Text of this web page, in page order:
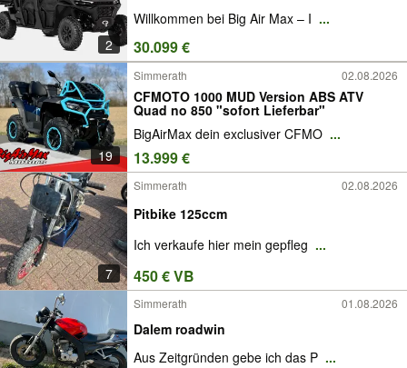
2
Willkommen bei Big Air Max – I ...
30.099 €
19
Simmerath 02.08.2026
CFMOTO 1000 MUD Version ABS ATV
Quad no 850 "sofort Lieferbar"
BigAirMax dein exclusiver CFMO ...
13.999 €
7
Simmerath 02.08.2026
Pitbike 125ccm
Ich verkaufe hier mein gepfleg ...
450 € VB
Simmerath 01.08.2026
Dalem roadwin
Aus Zeitgründen gebe ich das P ...